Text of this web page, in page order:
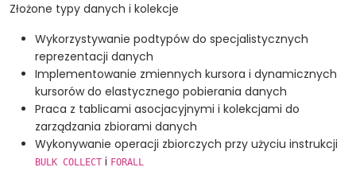
Złożone typy danych i kolekcje
Wykorzystywanie podtypów do specjalistycznych
reprezentacji danych
Implementowanie zmiennych kursora i dynamicznych
kursorów do elastycznego pobierania danych
Praca z tablicami asocjacyjnymi i kolekcjami do
zarządzania zbiorami danych
Wykonywanie operacji zbiorczych przy użyciu instrukcji
BULK COLLECT i FORALL